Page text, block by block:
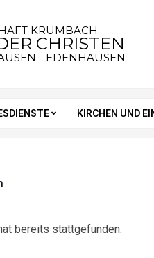
KRUMBACH
CHRISTEN
- EDENHAUSEN
KIRCHEN UND
bereits stattgefunden.